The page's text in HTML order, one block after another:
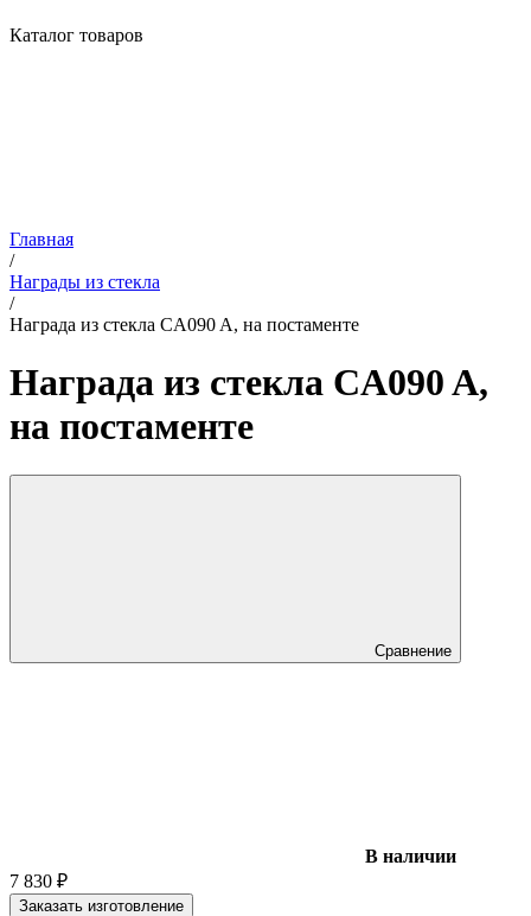
Каталог товаров
Главная
/
Награды из стекла
/
Награда из стекла CA090 A, на постаменте
Награда из стекла CA090 A,
на постаменте
Сравнение
В наличии
7 830 ₽
Заказать изготовление